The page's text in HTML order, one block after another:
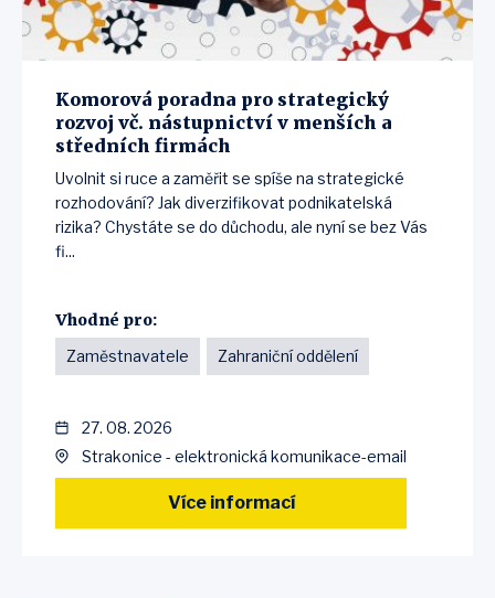
Komorová poradna pro strategický
rozvoj vč. nástupnictví v menších a
středních firmách
Uvolnit si ruce a zaměřit se spíše na strategické
rozhodování? Jak diverzifikovat podnikatelská
rizika? Chystáte se do důchodu, ale nyní se bez Vás
fi...
Vhodné pro:
Zaměstnavatele Zahraniční oddělení
27. 08. 2026
Strakonice - elektronická komunikace-email
Více informací